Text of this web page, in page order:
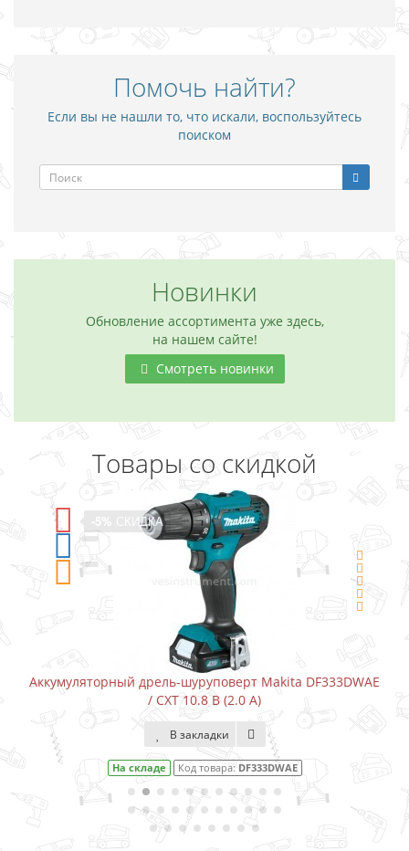
Помочь найти?
Если вы не нашли то, что искали, воспользуйтесь
поиском
Новинки
Обновление ассортимента уже здесь,
на нашем сайте!
Смотреть новинки
Товары со скидкой
СКИДКА
Аккумуляторный дрель-шуруповерт Makita DF333DWAE
/ CXT 10.8 В (2.0 А)
В закладки
На складе Код товара: DF333DWAE